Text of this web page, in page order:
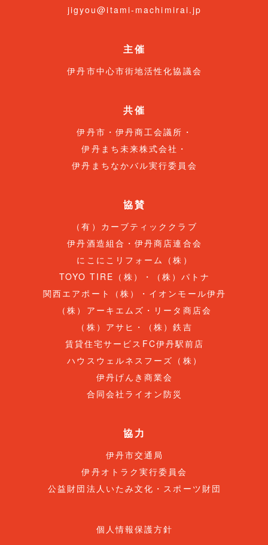
jigyou@itami-machimirai.jp
主催
伊丹市中心市街地活性化協議会
共催
伊丹市・伊丹商工会議所・
伊丹まち未来株式会社・
伊丹まちなかバル実行委員会
協賛
（有）カーブティッククラブ
伊丹酒造組合・伊丹商店連合会
にこにこリフォーム（株）
TOYO TIRE（株）・（株）パトナ
関西エアポート（株）・イオンモール伊丹
（株）アーキエムズ・リータ商店会
（株）アサヒ・（株）鉄吉
賃貸住宅サービスFC伊丹駅前店
ハウスウェルネスフーズ（株）
伊丹げんき商業会
合同会社ライオン防災
協力
伊丹市交通局
伊丹オトラク実行委員会
公益財団法人いたみ文化・スポーツ財団
個人情報保護方針